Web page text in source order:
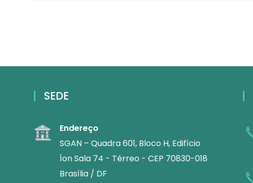
SEDE
Endereço
SGAN – Quadra 601, Bloco H, Edifício
Íon Sala 74 - Térreo - CEP 70830-018
Brasília / DF